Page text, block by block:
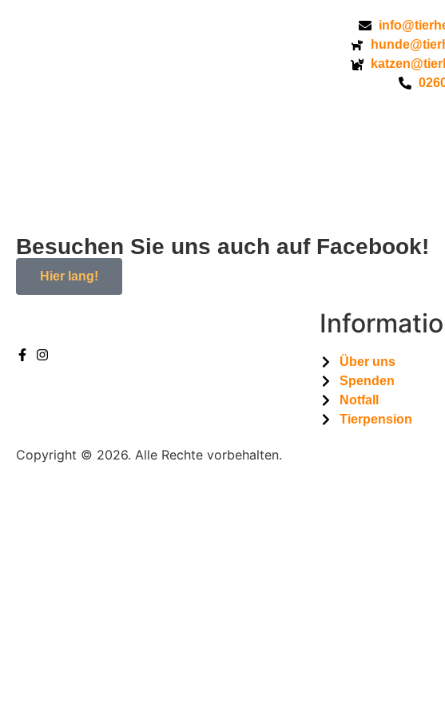
Besuchen Sie uns auch auf Facebook!
Hier lang!
Über uns
Spenden
Notfall
Tierpension
Copyright © 2026. Alle Rechte vorbehalten.